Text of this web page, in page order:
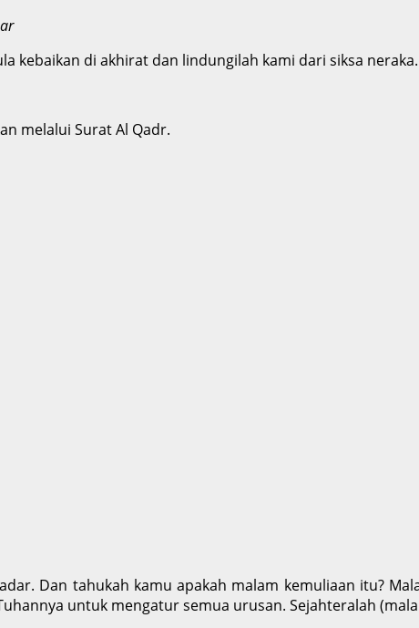
kebaikan di akhirat dan lindungilah kami dari siksa neraka.
melalui Surat Al Qadr.
Dan tahukah kamu apakah malam kemuliaan itu?
untuk mengatur semua urusan. Sejahteralah